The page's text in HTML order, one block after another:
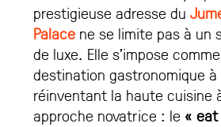
prestigieuse adresse du
Palace ne se limite pas à un
de luxe. Elle s’impose
destination gastronomique
réinventant la haute cuisine
approche novatrice : le « eat